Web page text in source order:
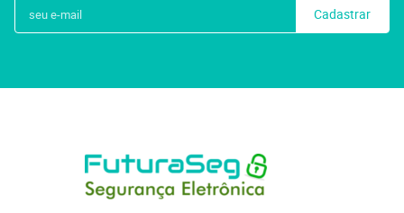
Cadastrar